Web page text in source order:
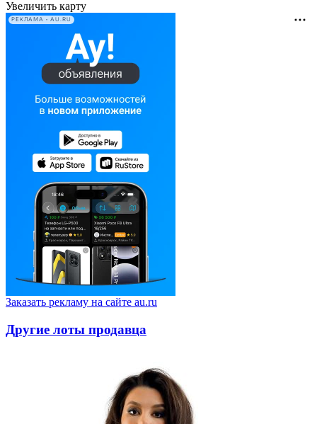
Увеличить карту
РЕКЛАМА • AU.RU
Заказать рекламу на сайте au.ru
Другие лоты продавца